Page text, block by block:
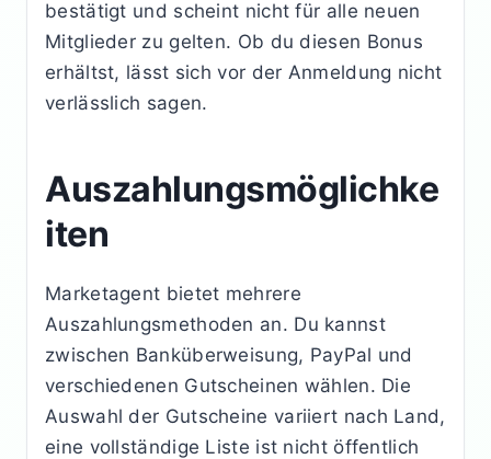
bestätigt und scheint nicht für alle neuen
Mitglieder zu gelten. Ob du diesen Bonus
erhältst, lässt sich vor der Anmeldung nicht
verlässlich sagen.
Auszahlungsmöglichke
iten
Marketagent bietet mehrere
Auszahlungsmethoden an. Du kannst
zwischen Banküberweisung, PayPal und
verschiedenen Gutscheinen wählen. Die
Auswahl der Gutscheine variiert nach Land,
eine vollständige Liste ist nicht öffentlich